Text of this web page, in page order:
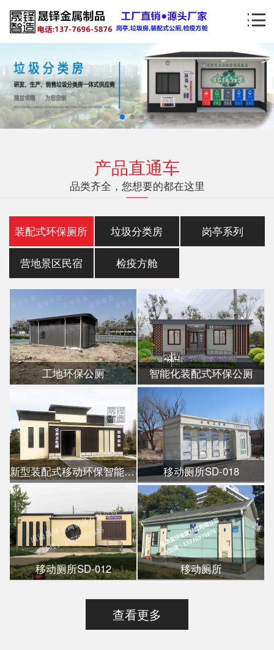
产品直通车
品类齐全，您想要的都在这里
装配式环保厕所 垃圾分类房 岗亭系列
营地景区民宿 检疫方舱
工地环保公厕 智能化装配式环保公厕
新型装配式移动环保智能公厕 移动厕所SD-018
移动厕所SD-012 移动厕所
查看更多